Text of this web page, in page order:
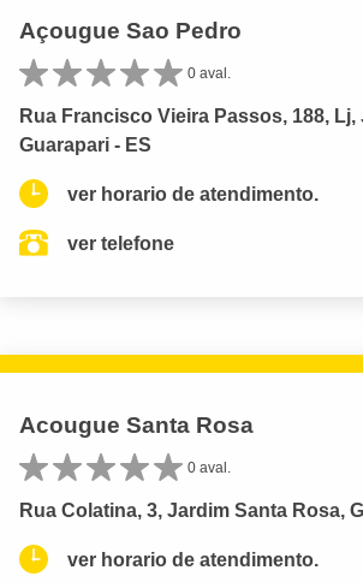
Açougue Sao Pedro
0 aval.
Rua Francisco Vieira Passos, 188,
Guarapari - ES
ver horario de atendimento.
ver telefone
Acougue Santa Rosa
0 aval.
Rua Colatina, 3, Jardim Santa Rosa,
ver horario de atendimento.